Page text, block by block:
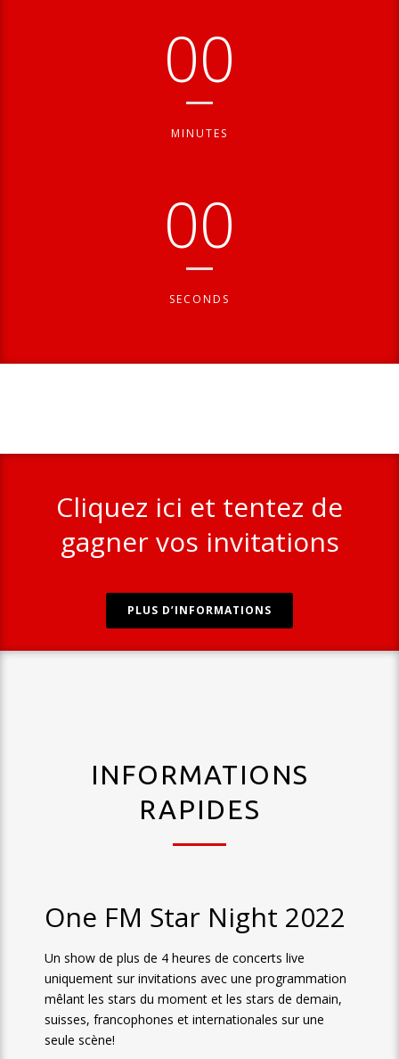
00
MINUTES
00
SECONDS
Cliquez ici et tentez de
gagner vos invitations
PLUS D’INFORMATIONS
INFORMATIONS
RAPIDES
One FM Star Night 2022
Un show de plus de 4 heures de concerts live
uniquement sur invitations avec une programmation
mêlant les stars du moment et les stars de demain,
suisses, francophones et internationales sur une
seule scène!